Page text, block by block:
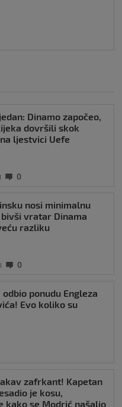
Dinamo započeo,
dovršili skok
ljestvici Uefe
0
nosi minimalnu
vratar Dinama
razliku
0
odbio ponudu Engleza
Evo koliko su
zafrkant! Kapetan
je kosu,
kako se Modrić našalio